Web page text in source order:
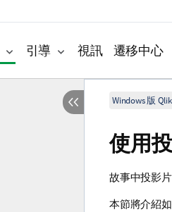
引導 視訊 遷移中心
Windows 版
使用
故事中投影
本節將介紹